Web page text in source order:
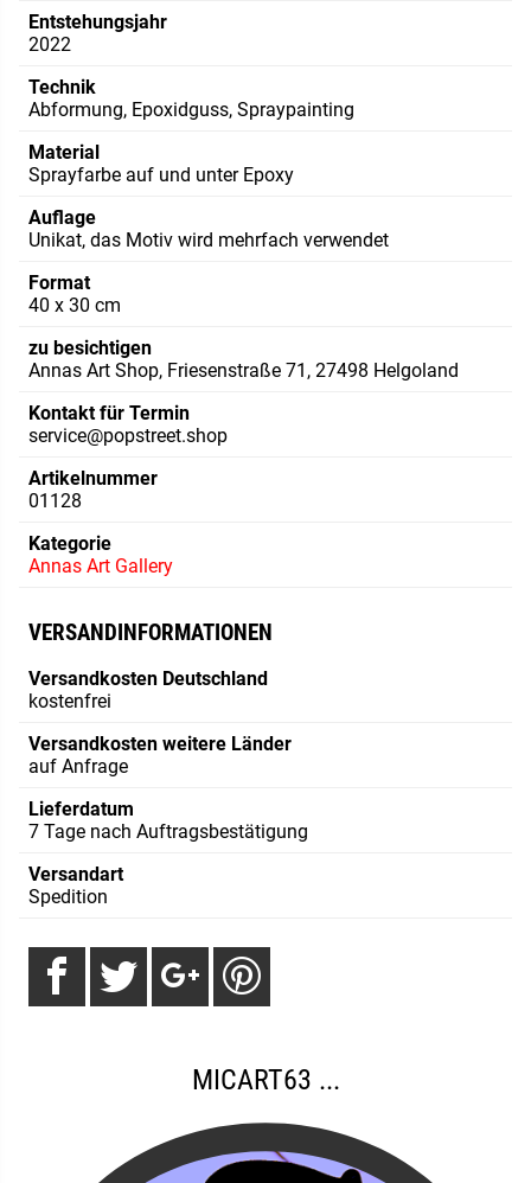
Entstehungsjahr
2022
Technik
Abformung, Epoxidguss, Spraypainting
Material
Sprayfarbe auf und unter Epoxy
Auflage
Unikat, das Motiv wird mehrfach verwendet
Format
40 x 30 cm
zu besichtigen
Annas Art Shop, Friesenstraße 71, 27498 Helgoland
Kontakt für Termin
service@popstreet.shop
Artikelnummer
01128
Kategorie
Annas Art Gallery
VERSANDINFORMATIONEN
Versandkosten Deutschland
kostenfrei
Versandkosten weitere Länder
auf Anfrage
Lieferdatum
7 Tage nach Auftragsbestätigung
Versandart
Spedition
MICART63 ...